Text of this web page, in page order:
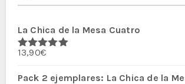
La Chica de la Mesa Cuatro
Valorado
5
13,90€
Pack 2 ejemplares: La Chica de la